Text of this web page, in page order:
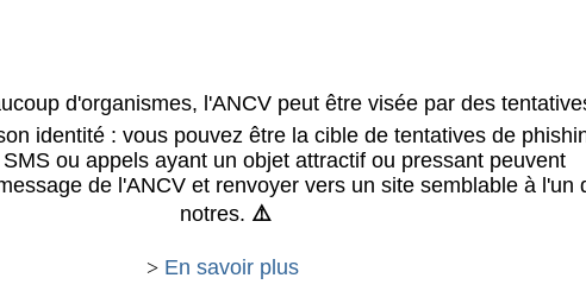
d'organismes, l'ANCV peut être visée par des
identité : vous pouvez être la cible de tentatives de
ou appels ayant un objet attractif ou pressant peuvent
de l'ANCV et renvoyer vers un site semblable à l'un
notres. ⚠️
> En savoir plus